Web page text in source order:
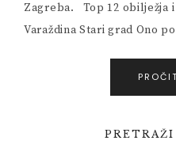
Zagreba. Top 12 obilježja
Varaždina Stari grad Ono